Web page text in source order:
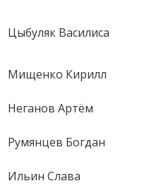
Цыбуляк Василиса
Мищенко Кирилл
Неганов Артём
Румянцев Богдан
Ильин Слава